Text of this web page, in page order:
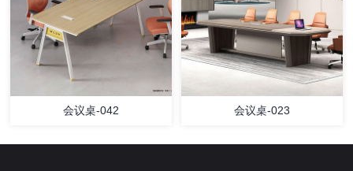
会议桌-042 会议桌-023